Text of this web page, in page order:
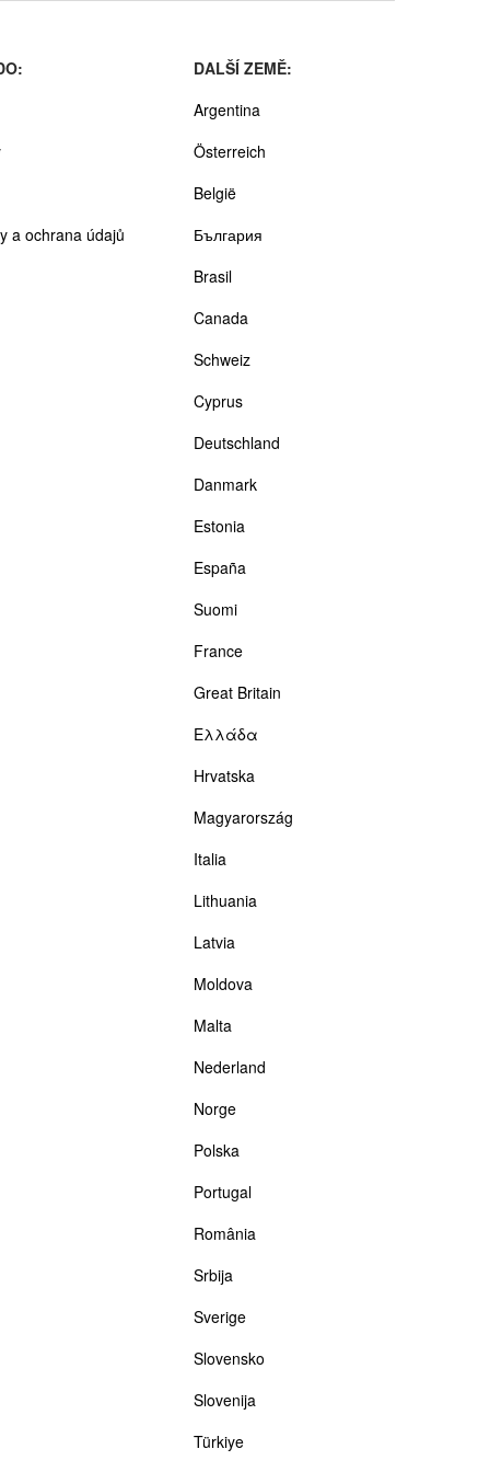
a ochrana údajů
DALŠÍ ZEMĚ:
Argentina
Österreich
België
България
Brasil
Canada
Schweiz
Cyprus
Deutschland
Danmark
Estonia
España
Suomi
France
Great Britain
Ελλάδα
Hrvatska
Magyarország
Italia
Lithuania
Latvia
Moldova
Malta
Nederland
Norge
Polska
Portugal
România
Srbija
Sverige
Slovensko
Slovenija
Türkiye